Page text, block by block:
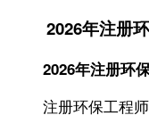
2026年注册环
2026年注册环保
注册环保工程师